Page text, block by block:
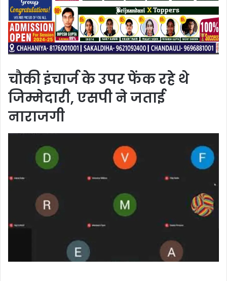
चौकी इंचार्ज के उपर फेंक रहे थे
जिम्मेदारी, एसपी ने जताई
नाराजगी